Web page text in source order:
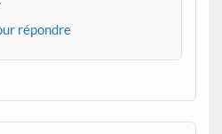
répondre